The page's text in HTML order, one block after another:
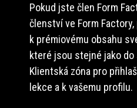
Pokud jste člen Form
členství ve Form
k prémiovému obsahu
které jsou stejné jako
Klientská zóna pro
lekce a k vašemu profilu.